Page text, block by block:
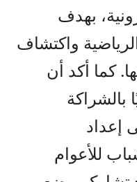
بهدف
واكتشاف
كما أكد أن
بالشراكة
إعداد
للأعوام